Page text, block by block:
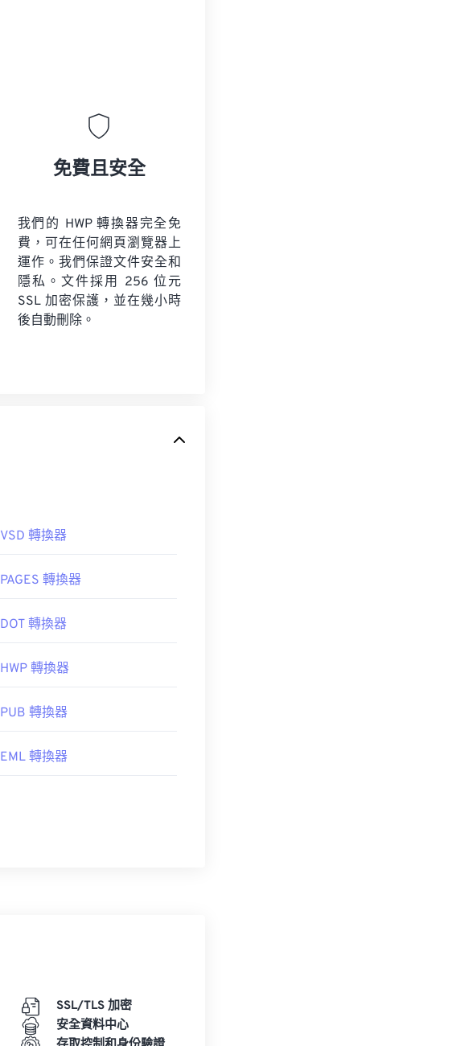
免費且安全
我們的 HWP 轉換器完全免
費，可在任何網頁瀏覽器上
運作。我們保證文件安全和
隱私。文件採用 256 位元
SSL 加密保護，並在幾小時
後自動刪除。
VSD 轉換器
PAGES 轉換器
DOT 轉換器
HWP 轉換器
PUB 轉換器
EML 轉換器
SSL/TLS 加密
安全資料中心